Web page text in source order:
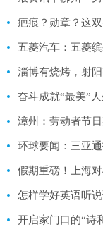
疤痕？勋章？这
五菱汽车：五菱
淄博有烧烤，射
奋斗成就“最美”
漳州：劳动者节
环球要闻：三亚
假期重磅！上海
开启家门口的“诗